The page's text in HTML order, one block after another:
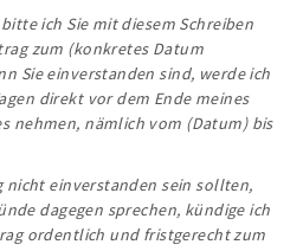
ich Sie mit diesem Schreiben
zum (konkretes Datum
Sie einverstanden sind, werde ich
direkt vor dem Ende meines
nehmen, nämlich vom (Datum) bis
nicht einverstanden sein sollten,
dagegen sprechen, kündige ich
ordentlich und fristgerecht zum